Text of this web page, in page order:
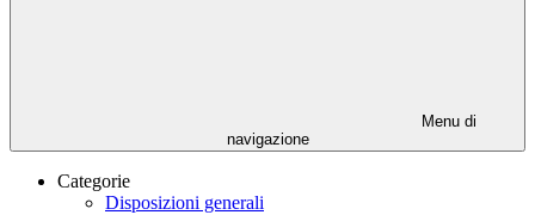
Menu di
navigazione
Categorie
Disposizioni generali